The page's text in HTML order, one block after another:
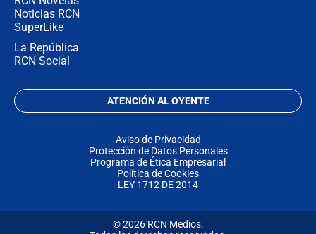
Noticias RCN
SuperLike
La República
RCN Social
ATENCIÓN AL OYENTE
Aviso de Privacidad
Protección de Datos Personales
Programa de Ética Empresarial
Política de Cookies
LEY 1712 DE 2014
© 2026 RCN Medios.